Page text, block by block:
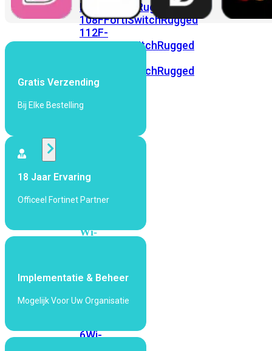
FortiSwitchRugged
108FFortiSwitchRugged
112F-
POEFortiSwitchRugged
FortiSwitchRugged
424F-
Access
Points
Wi-
Wi-
Fi
Wi-
6Wi-
Gratis Verzending
Bij Elke Bestelling
18 Jaar Ervaring
Officeel Fortinet Partner
Implementatie & Beheer
Mogelijk Voor Uw Organisatie